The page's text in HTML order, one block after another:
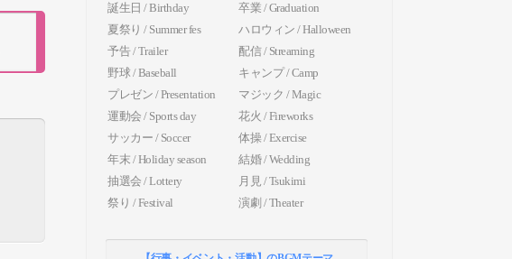
誕生日 / Birthday
卒業 / Graduation
夏祭り / Summer fes
ハロウィン / Halloween
予告 / Trailer
配信 / Streaming
野球 / Baseball
キャンプ / Camp
プレゼン / Presentation
マジック / Magic
運動会 / Sports day
花火 / Fireworks
サッカー / Soccer
体操 / Exercise
年末 / Holiday season
結婚 / Wedding
抽選会 / Lottery
月見 / Tsukimi
祭り / Festival
演劇 / Theater